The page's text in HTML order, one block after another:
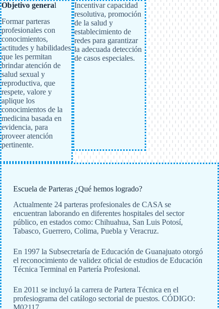
Objetivo general
Formar parteras
profesionales con
conocimientos,
actitudes y habilidades
que les permitan
brindar atención de
salud sexual y
reproductiva, que
respete, valore y
aplique los
conocimientos de la
medicina basada en
evidencia, para
proveer atención
pertinente.
Incentivar capacidad
resolutiva, promoción
de la salud y
establecimiento de
redes para garantizar
la adecuada detección
de casos especiales.
Escuela de Parteras ¿Qué hemos logrado?
Actualmente 24 parteras profesionales de CASA se
encuentran laborando en diferentes hospitales del sector
público, en estados como: Chihuahua, San Luis Potosí,
Tabasco, Guerrero, Colima, Puebla y Veracruz.
En 1997 la Subsecretaría de Educación de Guanajuato otorgó
el reconocimiento de validez oficial de estudios de Educación
Técnica Terminal en Partería Profesional.
En 2011 se incluyó la carrera de Partera Técnica en el
profesiograma del catálogo sectorial de puestos. CÓDIGO: